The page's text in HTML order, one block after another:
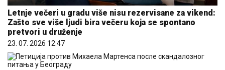
Letnje večeri u gradu više nisu rezervisane za vikend:
Zašto sve više ljudi bira večeru koja se spontano
pretvori u druženje
23. 07. 2026 12:47